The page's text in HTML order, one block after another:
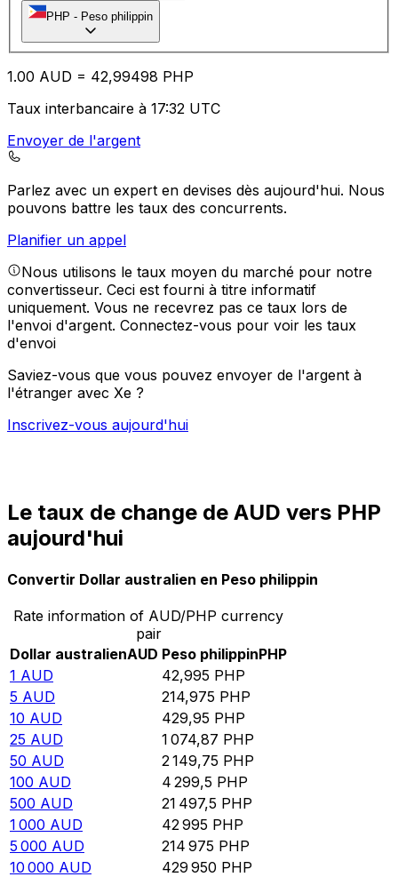
PHP - Peso philippin
1.00 AUD = 42,99498 PHP
Taux interbancaire à 17:32 UTC
Envoyer de l'argent
Parlez avec un expert en devises dès aujourd'hui. Nous
pouvons battre les taux des concurrents.
Planifier un appel
Nous utilisons le taux moyen du marché pour notre
convertisseur. Ceci est fourni à titre informatif
uniquement. Vous ne recevrez pas ce taux lors de
l'envoi d'argent. Connectez-vous pour voir les taux
d'envoi
Saviez-vous que vous pouvez envoyer de l'argent à
l'étranger avec Xe ?
Inscrivez-vous aujourd'hui
Le taux de change de AUD vers PHP
aujourd'hui
Convertir Dollar australien en Peso philippin
Rate information of AUD/PHP currency
pair
Dollar australienAUD Peso philippinPHP
1 AUD 42,995 PHP
5 AUD 214,975 PHP
10 AUD 429,95 PHP
25 AUD 1 074,87 PHP
50 AUD 2 149,75 PHP
100 AUD 4 299,5 PHP
500 AUD 21 497,5 PHP
1 000 AUD 42 995 PHP
5 000 AUD 214 975 PHP
10 000 AUD 429 950 PHP